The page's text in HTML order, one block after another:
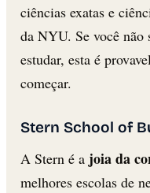
ciências exatas e
da NYU. Se você não
estudar, esta é
começar.
Stern School of
A Stern é a joia da
melhores escolas de